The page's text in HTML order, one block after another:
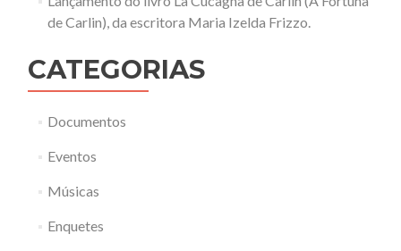
de Carlin), da escritora Maria Izelda Frizzo.
CATEGORIAS
Documentos
Eventos
Músicas
Enquetes